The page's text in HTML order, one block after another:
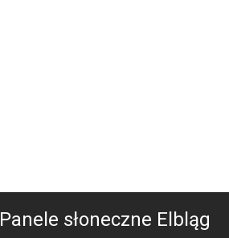
Panele słoneczne Elbląg